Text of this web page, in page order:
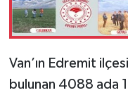
Van’ın Edremit
bulunan 4088 ada